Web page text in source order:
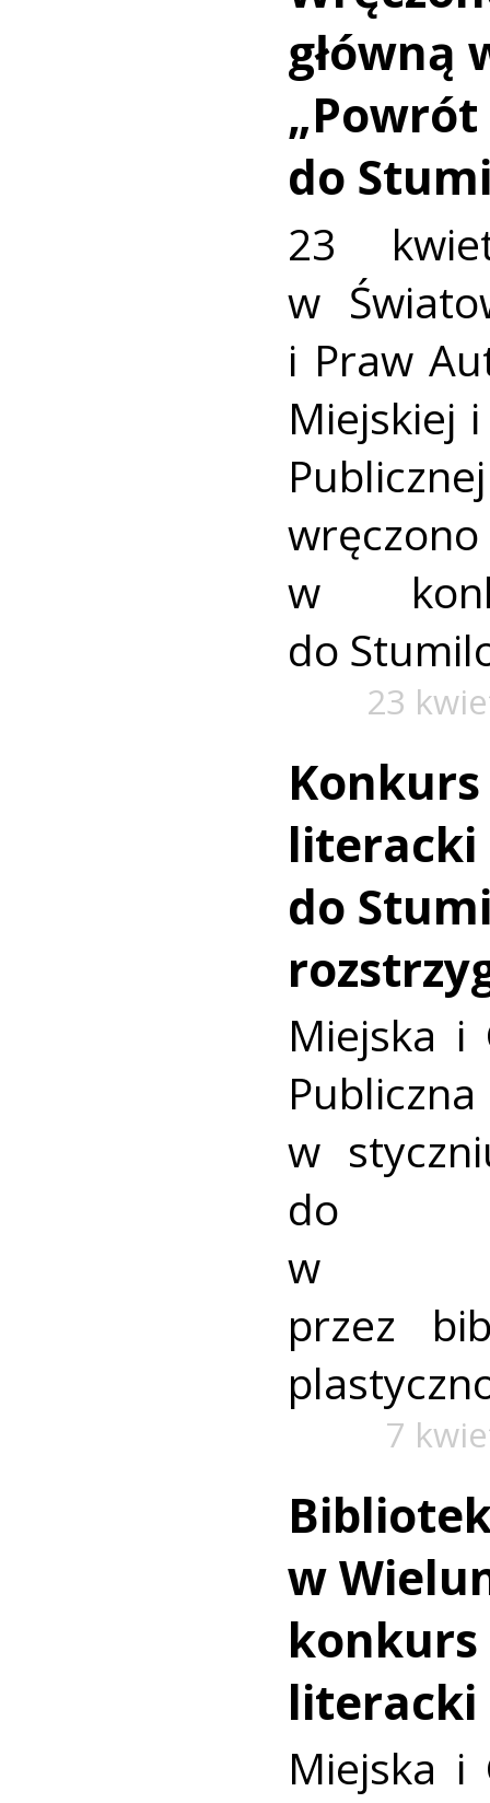
główną
„Powrót
do
23
w
i Praw
Miejskiej
w
do
23
literacki
do
Miejska i
w
do
w
przez
7
w
konkurs
literacki
Miejska i